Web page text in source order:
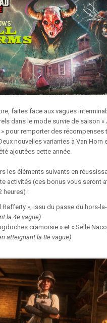
faites face aux vagues
dans le mode survie de saison «
pour remporter des récompenses
nouvelles variantes à Van Horn
ajoutées cette année.
les éléments suivants en
activités (ces bonus vous seront
heures) :
Rafferty », issu du passe du hors-
la 4e vague)
cramoisie » et « Selle
atteignant la 8e vague).